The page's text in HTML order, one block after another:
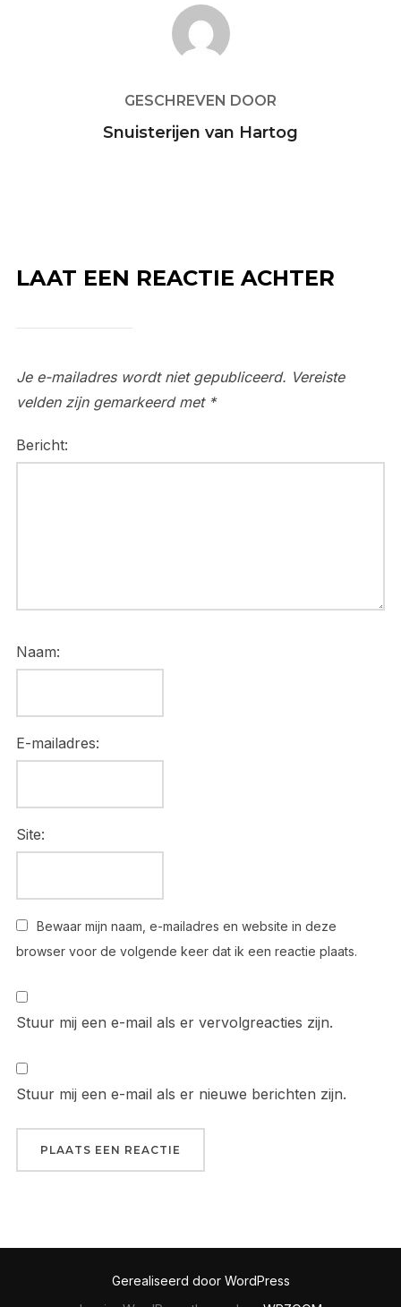
BERICHTAUTEUR
GESCHREVEN DOOR
Snuisterijen van Hartog
LAAT EEN REACTIE ACHTER
Je e-mailadres wordt niet gepubliceerd. Vereiste
velden zijn gemarkeerd met *
Bericht:
Naam:
E-mailadres:
Site:
Bewaar mijn naam, e-mailadres en website in deze
browser voor de volgende keer dat ik een reactie plaats.
Stuur mij een e-mail als er vervolgreacties zijn.
Stuur mij een e-mail als er nieuwe berichten zijn.
Gerealiseerd door WordPress